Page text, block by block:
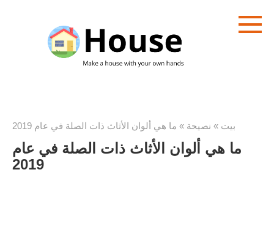
بيت » نصيحة » ما هي ألوان الأثاث ذات الصلة في عام 2019
ما هي ألوان الأثاث ذات الصلة في عام
2019